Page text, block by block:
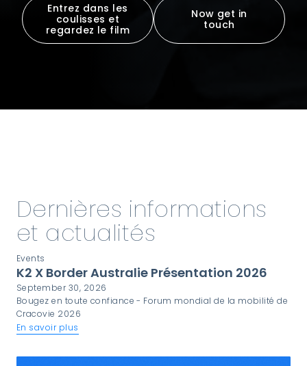
Entrez dans les
coulisses et
regardez le film
Now get in
touch
Dernières informations
et actualités
Events
K2 X Border Australie Présentation 2026
September 30, 2026
Bougez en toute confiance - Forum mondial de la mobilité de
Cracovie 2026
En savoir plus